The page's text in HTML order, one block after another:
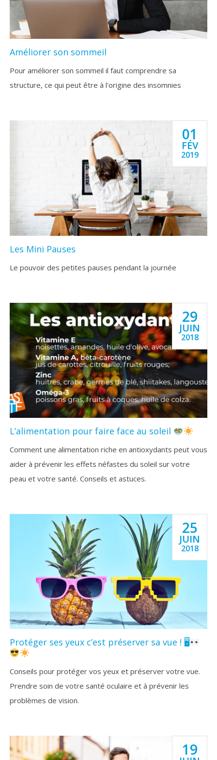
Améliorer son sommeil
Pour améliorer son sommeil il faut comprendre sa
structure, ce qui peut être à l'origine des insomnies
01
FÉV
2019
Les Mini Pauses
Le pouvoir des petites pauses pendant la journée
29
JUIN
2018
L’alimentation pour faire face au soleil
Comment une alimentation riche en antioxydants peut vous
aider à prévenir les effets néfastes du soleil sur votre
peau et votre santé. Conseils et astuces.
25
JUIN
2018
Protéger ses yeux c’est préserver sa vue ! 🖥
Conseils pour protéger vos yeux et préserver votre vue.
Prendre soin de votre santé oculaire et à prévenir les
problèmes de vision.
19